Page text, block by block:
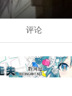
评论